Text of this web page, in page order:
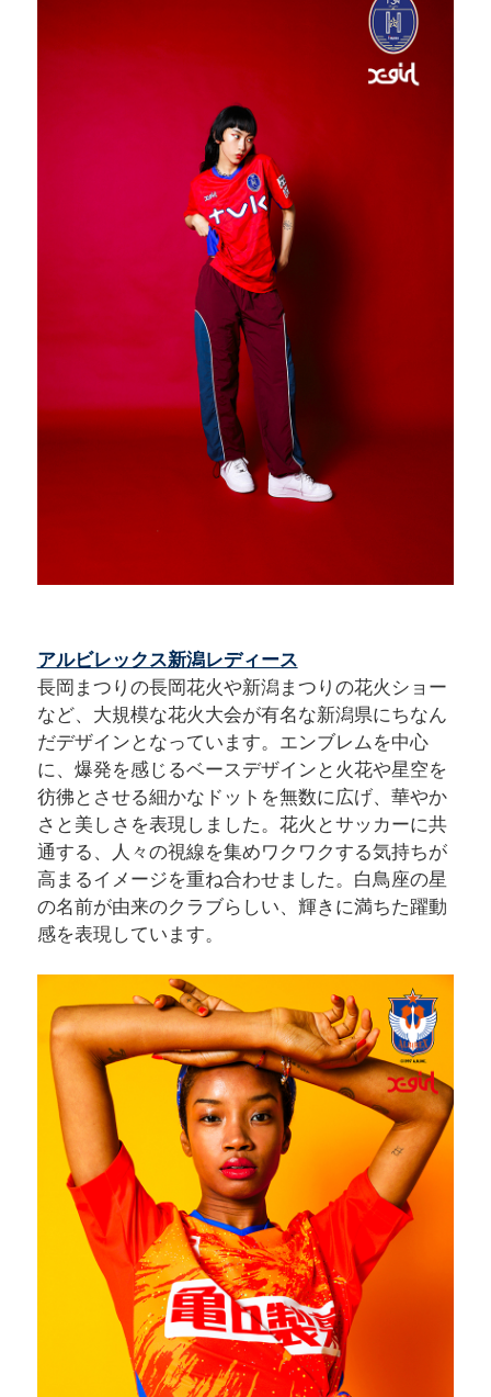
アルビレックス新潟レディース
長岡まつりの長岡花火や新潟まつりの花火ショー
など、大規模な花火大会が有名な新潟県にちなん
だデザインとなっています。エンブレムを中心
に、爆発を感じるベースデザインと火花や星空を
彷彿とさせる細かなドットを無数に広げ、華やか
さと美しさを表現しました。花火とサッカーに共
通する、人々の視線を集めワクワクする気持ちが
高まるイメージを重ね合わせました。白鳥座の星
の名前が由来のクラブらしい、輝きに満ちた躍動
感を表現しています。